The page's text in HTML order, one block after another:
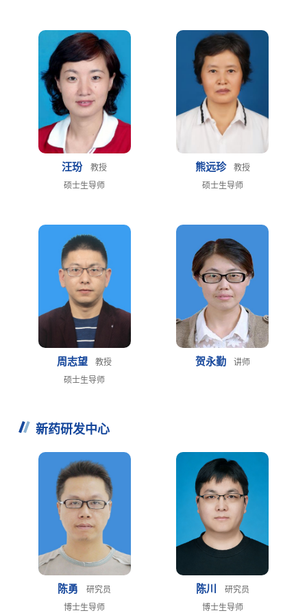
汪玢
教授
硕士生导师
熊远珍
教授
硕士生导师
周志望
教授
硕士生导师
贺永勤 讲师
新药研发中心
陈勇
研究员
博士生导师
陈川
研究员
博士生导师